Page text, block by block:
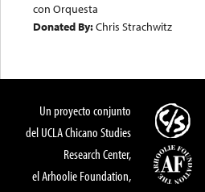
con Orquesta
Donated By:Chris Strachwitz
Un proyecto conjunto
del UCLA Chicano Studies
Research Center,
el Arhoolie Foundation,